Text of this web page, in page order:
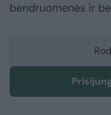
bendruomenės ir